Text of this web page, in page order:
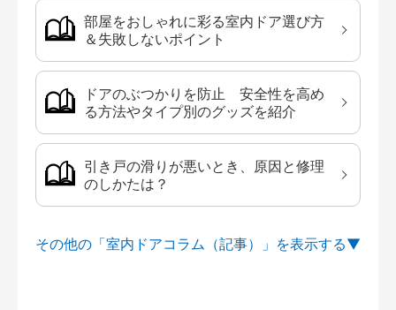
部屋をおしゃれに彩る室内ドア選び方
＆失敗しないポイント
ドアのぶつかりを防止 安全性を高め
る方法やタイプ別のグッズを紹介
引き戸の滑りが悪いとき、原因と修理
のしかたは？
その他の「室内ドアコラム（記事）」を